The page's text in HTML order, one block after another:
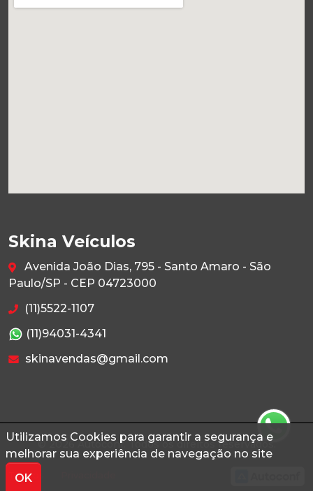
Utilizamos Cookies para garantir a segurança e
melhorar sua experiência de navegação no site
OK
Skina Veículos
Avenida João Dias, 795 - Santo Amaro - São
Paulo/SP - CEP 04723000
(11)5522-1107
(11)94031-4341
skinavendas@gmail.com
© 2026 Autoconf. Todos os direitos reservados.
Termos